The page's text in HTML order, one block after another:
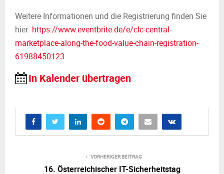
Weitere Informationen und die Registrierung finden Sie
hier: https://www.eventbrite.de/e/clc-central-
marketplace-along-the-food-value-chain-registration-
61988450123.
In Kalender übertragen
VORHERIGER BEITRAG
16. Österreichischer IT-Sicherheitstag